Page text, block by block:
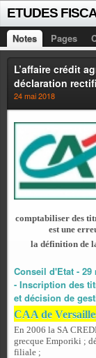
Notes Pages
L’affaire crédit
déclaration
24 mai 2018
comptabiliser des
est une
la définition de
Conseil d'Etat -
- Inscription des
et décision de
CAA de
En 2006 la SA
grecque Emporiki ;
filiale ;